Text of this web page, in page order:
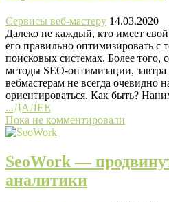
Сервисы веб-мастеру 14.03.2020
Далеко не каждый, кто имеет свой
его правильно оптимизировать с
поисковых системах. Более того,
методы SEO-оптимизации,
вебмастерам не всегда очевидно
ориентироваться. Как быть?
...ДАЛЕЕ
Пока не комментировали
SeoWork —
аналитики